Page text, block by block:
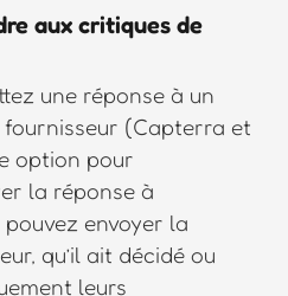
aux critiques de
une réponse à un
(Capterra et
option pour
la réponse à
pouvez envoyer la
qu’il ait décidé ou
leurs